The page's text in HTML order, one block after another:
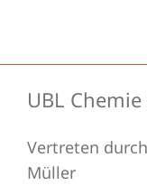
UBL
Vertreten
Müller